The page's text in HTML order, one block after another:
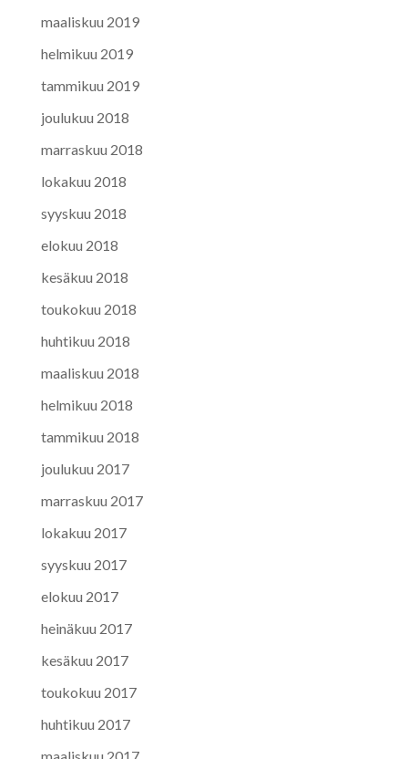
maaliskuu 2019
helmikuu 2019
tammikuu 2019
joulukuu 2018
marraskuu 2018
lokakuu 2018
syyskuu 2018
elokuu 2018
kesäkuu 2018
toukokuu 2018
huhtikuu 2018
maaliskuu 2018
helmikuu 2018
tammikuu 2018
joulukuu 2017
marraskuu 2017
lokakuu 2017
syyskuu 2017
elokuu 2017
heinäkuu 2017
kesäkuu 2017
toukokuu 2017
huhtikuu 2017